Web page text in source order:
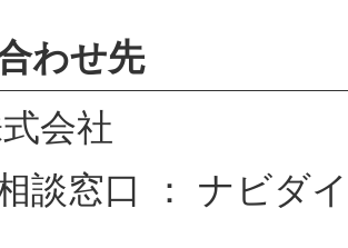
わせ先
会社
談窓口 ： ナビダ